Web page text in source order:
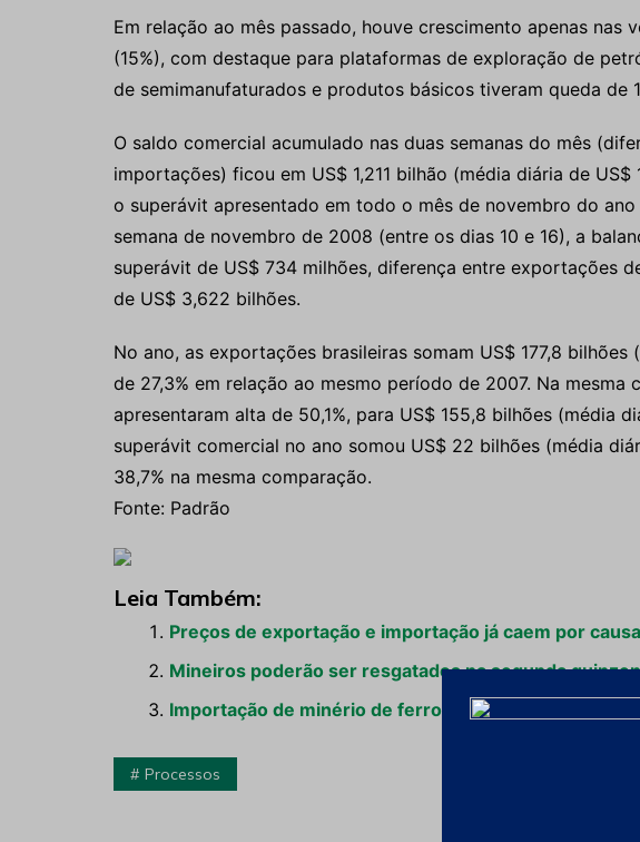
Em relação ao mês passado, houve crescimento apenas nas
(15%), com destaque para plataformas de exploração de
de semimanufaturados e produtos básicos tiveram queda de
O saldo comercial acumulado nas duas semanas do mês
importações) ficou em US$ 1,211 bilhão (média diária de US$
o superávit apresentado em todo o mês de novembro do ano
semana de novembro de 2008 (entre os dias 10 e 16), a
superávit de US$ 734 milhões, diferença entre exportações
de US$ 3,622 bilhões.
No ano, as exportações brasileiras somam US$ 177,8
de 27,3% em relação ao mesmo período de 2007. Na mesma
apresentaram alta de 50,1%, para US$ 155,8 bilhões (média
superávit comercial no ano somou US$ 22 bilhões (média
38,7% na mesma comparação.
Fonte: Padrão
Leia Também:
Preços de exportação e importação já caem por
Mineiros poderão ser resgatados na segunda
Importação de minério de ferro cresce em setembro,
Processos